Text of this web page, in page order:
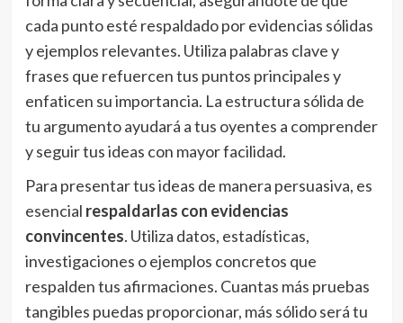
cada punto esté respaldado por evidencias sólidas
y ejemplos relevantes. Utiliza palabras clave y
frases que refuercen tus puntos principales y
enfaticen su importancia. La estructura sólida de
tu argumento ayudará a tus oyentes a comprender
y seguir tus ideas con mayor facilidad.
Para presentar tus ideas de manera persuasiva, es
esencial respaldarlas con evidencias
convincentes. Utiliza datos, estadísticas,
investigaciones o ejemplos concretos que
respalden tus afirmaciones. Cuantas más pruebas
tangibles puedas proporcionar, más sólido será tu